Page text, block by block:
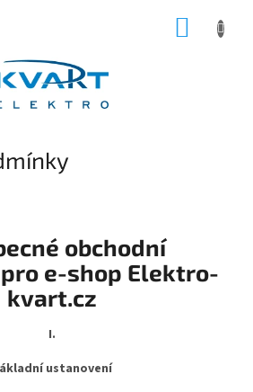
obchodní
e-shop Elektro-
kvart.cz
I.
ustanovení